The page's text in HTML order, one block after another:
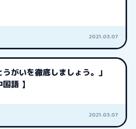
2021.03.07
うがいを徹底しましょう。」
語 】
2021.03.07